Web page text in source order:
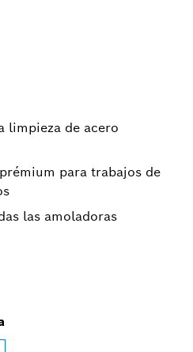
limpieza de acero
para trabajos de
las amoladoras